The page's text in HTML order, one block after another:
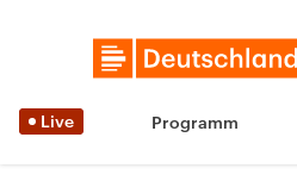
Live Programm